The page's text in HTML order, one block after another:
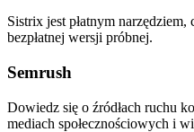
Sistrix jest płatnym narzędziem,
bezpłatnej wersji próbnej.
Semrush
Dowiedz się o źródłach ruchu
mediach społecznościowych i